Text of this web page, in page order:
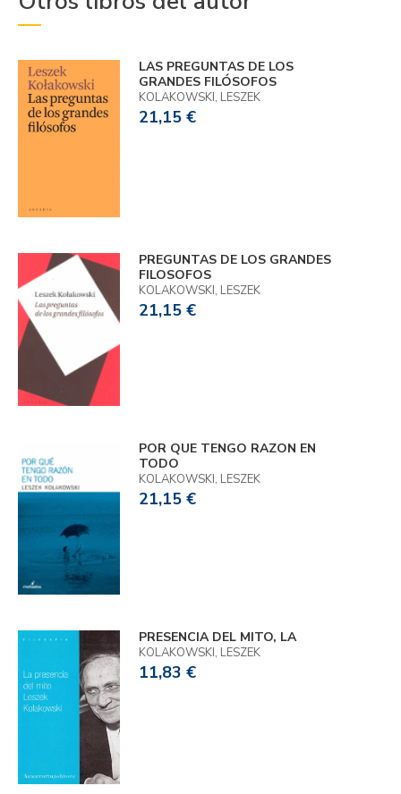
LAS PREGUNTAS DE LOS
GRANDES FILÓSOFOS
KOLAKOWSKI, LESZEK
21,15 €
PREGUNTAS DE LOS GRANDES
FILOSOFOS
KOLAKOWSKI, LESZEK
21,15 €
POR QUE TENGO RAZON EN
TODO
KOLAKOWSKI, LESZEK
21,15 €
PRESENCIA DEL MITO, LA
KOLAKOWSKI, LESZEK
11,83 €